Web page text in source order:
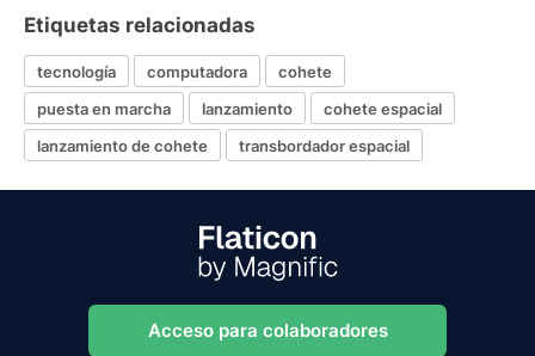
Etiquetas relacionadas
tecnología computadora
cohete
puesta en marcha
lanzamiento
cohete espacial
lanzamiento de cohete
transbordador espacial
Acceso para colaboradores